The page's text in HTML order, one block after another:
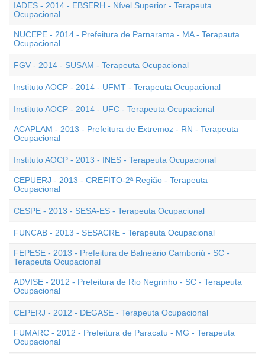
IADES - 2014 - EBSERH - Nível Superior - Terapeuta
Ocupacional
NUCEPE - 2014 - Prefeitura de Parnarama - MA - Terapauta
Ocupacional
FGV - 2014 - SUSAM - Terapeuta Ocupacional
Instituto AOCP - 2014 - UFMT - Terapeuta Ocupacional
Instituto AOCP - 2014 - UFC - Terapeuta Ocupacional
ACAPLAM - 2013 - Prefeitura de Extremoz - RN - Terapeuta
Ocupacional
Instituto AOCP - 2013 - INES - Terapeuta Ocupacional
CEPUERJ - 2013 - CREFITO-2ª Região - Terapeuta
Ocupacional
CESPE - 2013 - SESA-ES - Terapeuta Ocupacional
FUNCAB - 2013 - SESACRE - Terapeuta Ocupacional
FEPESE - 2013 - Prefeitura de Balneário Camboriú - SC -
Terapeuta Ocupacional
ADVISE - 2012 - Prefeitura de Rio Negrinho - SC - Terapeuta
Ocupacional
CEPERJ - 2012 - DEGASE - Terapeuta Ocupacional
FUMARC - 2012 - Prefeitura de Paracatu - MG - Terapeuta
Ocupacional